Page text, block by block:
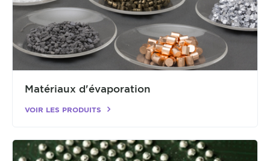
Matériaux d'évaporation
VOIR LES PRODUITS